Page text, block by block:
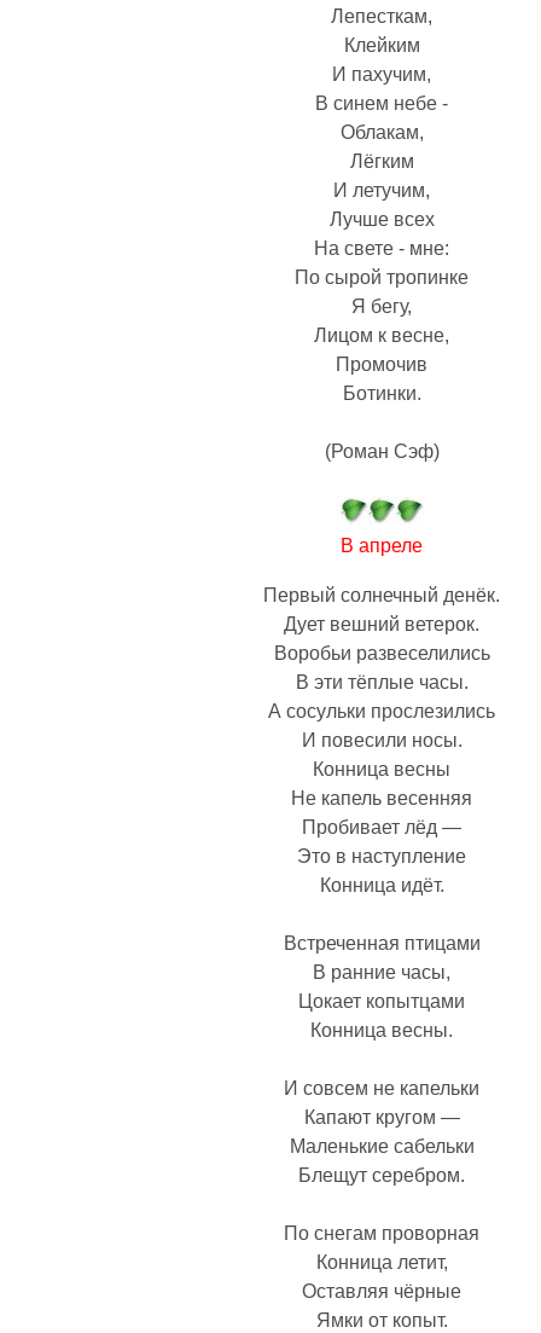
Лепесткам,
Клейким
И пахучим,
В синем небе -
Облакам,
Лёгким
И летучим,
Лучше всех
На свете - мне:
По сырой тропинке
Я бегу,
Лицом к весне,
Промочив
Ботинки.
(Роман Сэф)
В апреле
Первый солнечный денёк.
Дует вешний ветерок.
Воробьи развеселились
В эти тёплые часы.
А сосульки прослезились
И повесили носы.
Конница весны
Не капель весенняя
Пробивает лёд —
Это в наступление
Конница идёт.
Встреченная птицами
В ранние часы,
Цокает копытцами
Конница весны.
И совсем не капельки
Капают кругом —
Маленькие сабельки
Блещут серебром.
По снегам проворная
Конница летит,
Оставляя чёрные
Ямки от копыт.